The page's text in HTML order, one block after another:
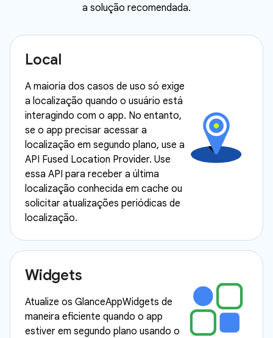
a solução recomendada.
Local
A maioria dos casos de uso só exige
a localização quando o usuário está
interagindo com o app. No entanto,
se o app precisar acessar a
localização em segundo plano, use a
API Fused Location Provider. Use
essa API para receber a última
localização conhecida em cache ou
solicitar atualizações periódicas de
localização.
Widgets
Atualize os GlanceAppWidgets de
maneira eficiente quando o app
estiver em segundo plano usando o